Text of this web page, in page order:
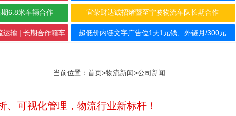
煌！
6.8米车辆合作 宜荣财达诚招诸暨至宁波物流车队长期合作
运输 | 长期合作箱车 超低价内链文字广告位1天1元钱、外链月/300元
当前位置： 首页>物流新闻>公司新闻
可视化管理，物流行业新标杆！